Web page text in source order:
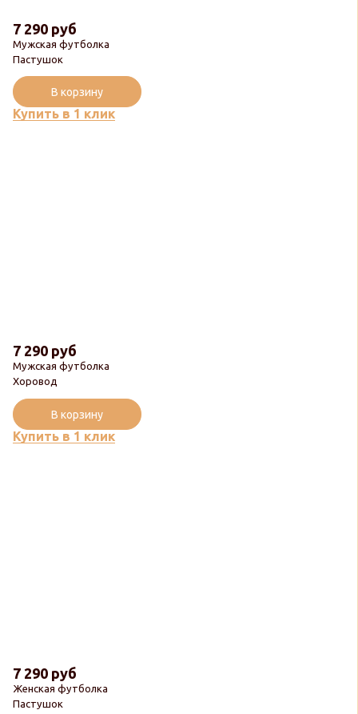
Мужская футболка
Пастушок
7 290 руб
Купить в 1 клик
В корзину
Мужская футболка
Хоровод
7 290 руб
Купить в 1 клик
В корзину
Женская футболка
Пастушок
7 290 руб